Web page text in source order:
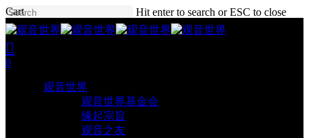
Skip
to
main
content
Hit enter to search or ESC to close
Close
Search
search
account
0
观音世界
观音世界基金会
缘起宗旨
观音之友
CartClose
Cart